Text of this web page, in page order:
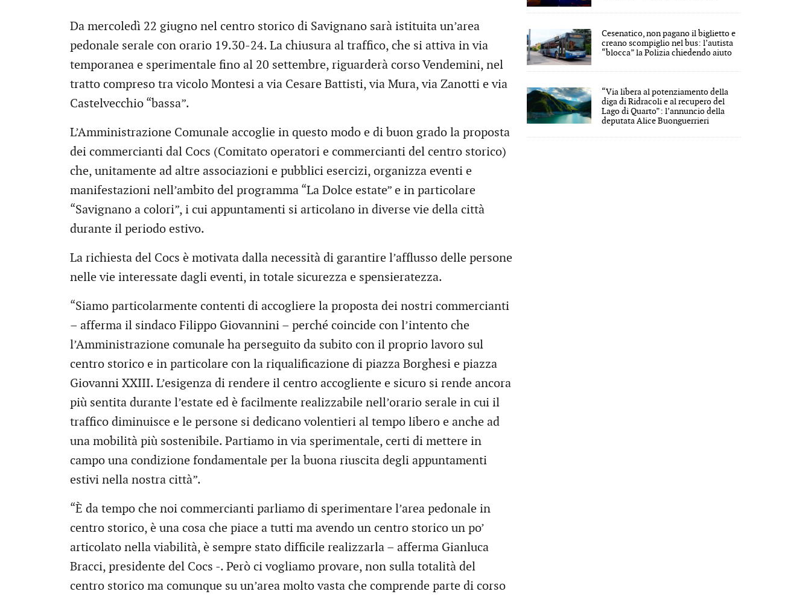
Da mercoledì 22 giugno nel centro storico di Savignano sarà istituita un’area
pedonale serale con orario 19.30-24. La chiusura al traffico, che si attiva in via
temporanea e sperimentale fino al 20 settembre, riguarderà corso Vendemini, nel
tratto compreso tra vicolo Montesi a via Cesare Battisti, via Mura, via Zanotti e via
Castelvecchio “bassa”.
L’Amministrazione Comunale accoglie in questo modo e di buon grado la proposta
dei commercianti dal Cocs (Comitato operatori e commercianti del centro storico)
che, unitamente ad altre associazioni e pubblici esercizi, organizza eventi e
manifestazioni nell’ambito del programma “La Dolce estate” e in particolare
“Savignano a colori”, i cui appuntamenti si articolano in diverse vie della città
durante il periodo estivo.
La richiesta del Cocs è motivata dalla necessità di garantire l’afflusso delle persone
nelle vie interessate dagli eventi, in totale sicurezza e spensieratezza.
“Siamo particolarmente contenti di accogliere la proposta dei nostri commercianti
– afferma il sindaco Filippo Giovannini – perché coincide con l’intento che
l’Amministrazione comunale ha perseguito da subito con il proprio lavoro sul
centro storico e in particolare con la riqualificazione di piazza Borghesi e piazza
Giovanni XXIII. L’esigenza di rendere il centro accogliente e sicuro si rende ancora
più sentita durante l’estate ed è facilmente realizzabile nell’orario serale in cui il
traffico diminuisce e le persone si dedicano volentieri al tempo libero e anche ad
una mobilità più sostenibile. Partiamo in via sperimentale, certi di mettere in
campo una condizione fondamentale per la buona riuscita degli appuntamenti
estivi nella nostra città”.
“È da tempo che noi commercianti parliamo di sperimentare l’area pedonale in
centro storico, è una cosa che piace a tutti ma avendo un centro storico un po’
articolato nella viabilità, è sempre stato difficile realizzarla – afferma Gianluca
Bracci, presidente del Cocs -. Però ci vogliamo provare, non sulla totalità del
centro storico ma comunque su un’area molto vasta che comprende parte di corso
Cesenatico, non pagano il biglietto e
creano scompiglio nel bus: l’autista
“blocca” la Polizia chiedendo aiuto
“Via libera al potenziamento della
diga di Ridracoli e al recupero del
Lago di Quarto”: l’annuncio della
deputata Alice Buonguerrieri